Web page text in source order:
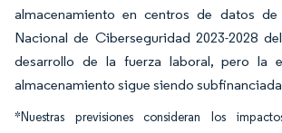
almacenamiento en centros de datos
Nacional de Ciberseguridad 2023-2028
desarrollo de la fuerza laboral, pero la
almacenamiento sigue siendo
*Nuestras previsiones consideran los